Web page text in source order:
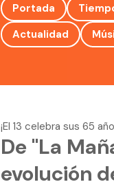
Portada
Actualidad
¡El 13 celebra sus 65
De "La
evolución